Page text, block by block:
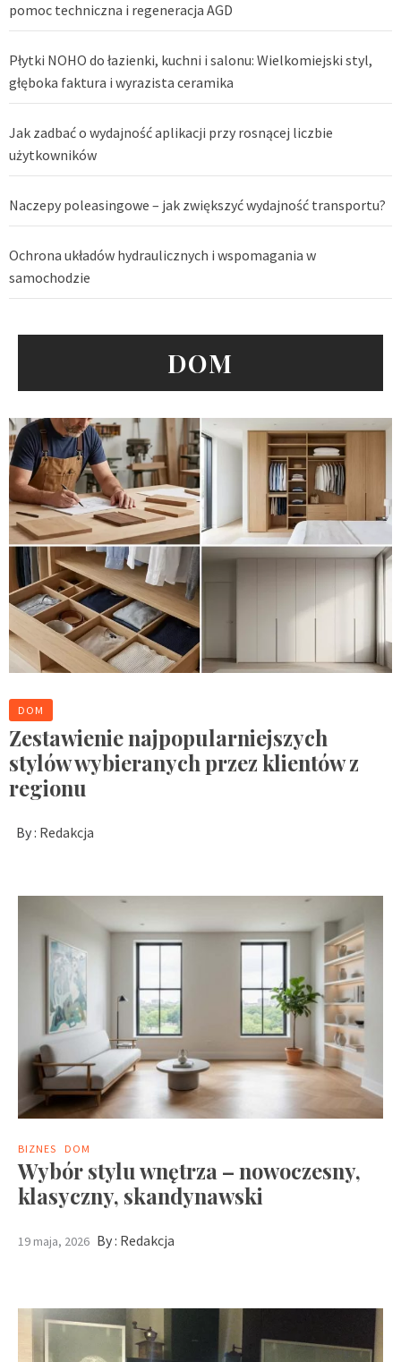
pomoc techniczna i regeneracja AGD
Płytki NOHO do łazienki, kuchni i salonu: Wielkomiejski styl,
głęboka faktura i wyrazista ceramika
Jak zadbać o wydajność aplikacji przy rosnącej liczbie
użytkowników
Naczepy poleasingowe – jak zwiększyć wydajność transportu?
Ochrona układów hydraulicznych i wspomagania w
samochodzie
DOM
DOM
Zestawienie najpopularniejszych
stylów wybieranych przez klientów z
regionu
By : Redakcja
BIZNES DOM
Wybór stylu wnętrza – nowoczesny,
klasyczny, skandynawski
19 maja, 2026 By : Redakcja